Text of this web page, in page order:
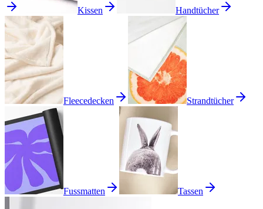
Kissen Handtücher
Fleecedecken Strandtücher
Fussmatten Tassen